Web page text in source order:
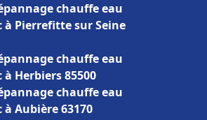
chauffe eau
Pierrefitte sur Seine
chauffe eau
Herbiers 85500
chauffe eau
Aubière 63170